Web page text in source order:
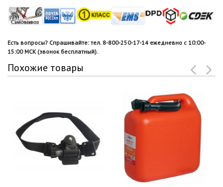
Есть вопросы? Спрашивайте: тел. 8-800-250-17-14 ежедневно с 10:00-
15:00 МСК (звонок бесплатный).
Похожие товары